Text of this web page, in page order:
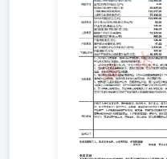
议，客户应考虑本报
状况。本报告版权仅
构和个人不得以任何
发，需注明出处为瑞
院，且不得对本报告